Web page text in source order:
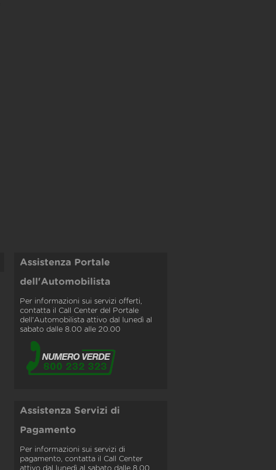
Assistenza Portale
dell'Automobilista
Per informazioni sui servizi offerti,
contatta il Call Center del Portale
dell'Automobilista attivo dal lunedì al
sabato dalle 8.00 alle 20.00
Assistenza Servizi di
Pagamento
Per informazioni sui servizi di
pagamento, contatta il Call Center